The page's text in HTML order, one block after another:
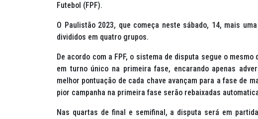
Futebol (FPF).
O Paulistão 2023, que começa neste sábado, 14, mais
divididos em quatro grupos.
De acordo com a FPF, o sistema de disputa segue o
em turno único na primeira fase, encarando apenas
melhor pontuação de cada chave avançam para a fase de
pior campanha na primeira fase serão rebaixadas
Nas quartas de final e semifinal, a disputa será em